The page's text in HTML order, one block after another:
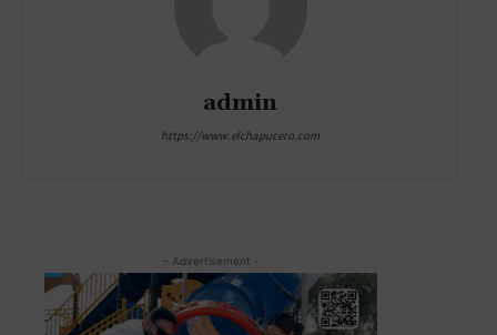
admin
https://www.elchapucero.com
- Advertisement -